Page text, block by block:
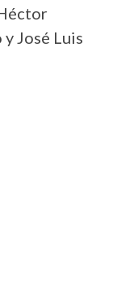
José Luis